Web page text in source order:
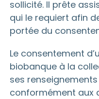
sollicité. Il prête
qui le requiert afin
portée du
Le consentement
biobanque à la
ses
conformément aux